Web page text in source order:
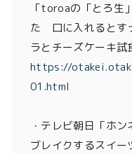
「toroaの「とろ生
た 口に入れるとす
ラとチーズケーキ試
https://
01.html
・ テレビ朝日「ホ
ブレイクするスイー